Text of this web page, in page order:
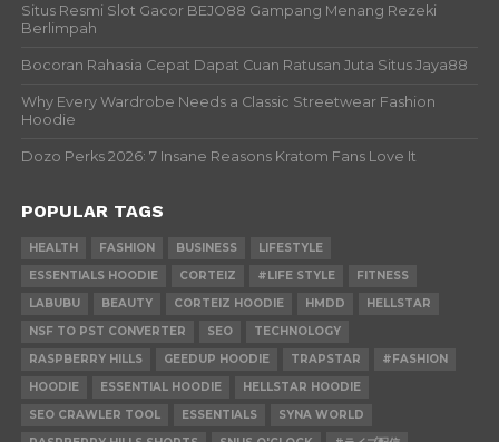
Situs Resmi Slot Gacor BEJO88 Gampang Menang Rezeki
Berlimpah
Bocoran Rahasia Cepat Dapat Cuan Ratusan Juta Situs Jaya88
Why Every Wardrobe Needs a Classic Streetwear Fashion
Hoodie
Dozo Perks 2026: 7 Insane Reasons Kratom Fans Love It
POPULAR TAGS
HEALTH FASHION BUSINESS
LIFESTYLE
ESSENTIALS HOODIE
CORTEIZ #LIFE STYLE
FITNESS
LABUBU
BEAUTY CORTEIZ HOODIE HMDD
HELLSTAR
NSF TO PST CONVERTER
SEO
TECHNOLOGY
RASPBERRY HILLS
GEEDUP HOODIE TRAPSTAR
#FASHION
HOODIE
ESSENTIAL HOODIE
HELLSTAR HOODIE
SEO CRAWLER TOOL
ESSENTIALS
SYNA WORLD